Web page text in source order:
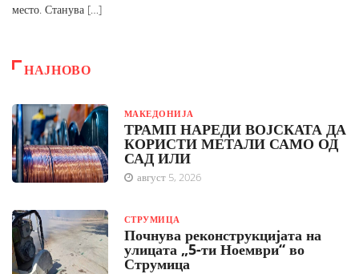
место. Станува […]
НАЈНОВО
МАКЕДОНИЈА
ТРАМП НАРЕДИ ВОЈСКАТА ДА
КОРИСТИ МЕТАЛИ САМО ОД
САД ИЛИ
август 5, 2026
СТРУМИЦА
Почнува реконструкцијата на
улицата „5-ти Ноември“ во
Струмица